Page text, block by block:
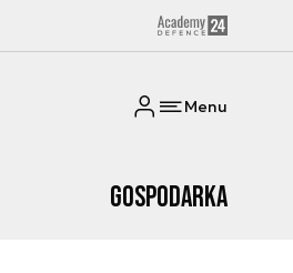
Menu
Gospodarka